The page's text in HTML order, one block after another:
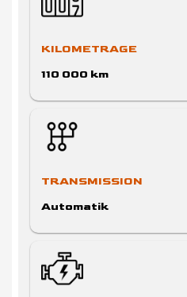
KILOMETRAGE
110 000 km
TRANSMISSION
Automatik